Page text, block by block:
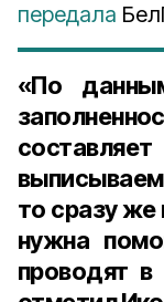
передала
«По
то сразу же
нужна
проводят в